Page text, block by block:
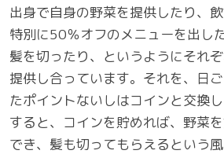
出身で自身の野菜を提供したり、
特別に50％オフのメニューを出し
髪を切ったり、というようにそれ
提供し合っています。それを、日
たポイントないしはコインと交換し
すると、コインを貯めれば、野菜
でき、髪も切ってもらえるという